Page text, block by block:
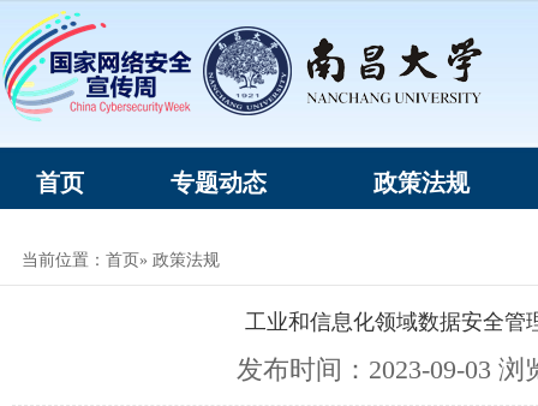
首页 专题动态 政策法规
当前位置： 首页 » 政策法规
工业和信息化领域数据安全管
发布时间：2023-09-03 浏